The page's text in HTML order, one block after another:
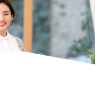
日
時
: